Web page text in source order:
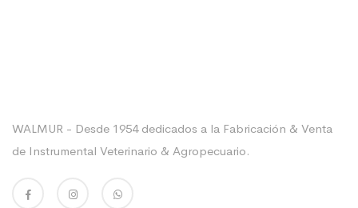
WALMUR - Desde 1954 dedicados a la Fabricación & Venta
de Instrumental Veterinario & Agropecuario.